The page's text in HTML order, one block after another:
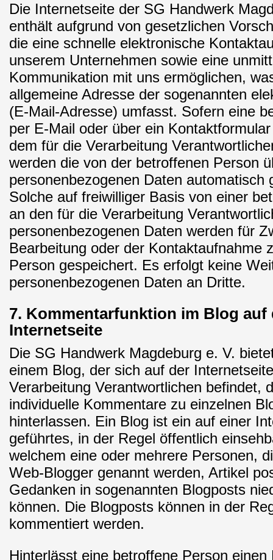
Die Internetseite der SG Handwerk
enthält aufgrund von gesetzlichen
die eine schnelle elektronische
unserem Unternehmen sowie eine
Kommunikation mit uns ermöglichen,
allgemeine Adresse der sogenannten
(E-Mail-Adresse) umfasst. Sofern eine
per E-Mail oder über ein
dem für die Verarbeitung
werden die von der betroffenen Person
personenbezogenen Daten automatisch
Solche auf freiwilliger Basis von einer
an den für die Verarbeitung
personenbezogenen Daten werden für
Bearbeitung oder der Kontaktaufnahme
Person gespeichert. Es erfolgt keine
personenbezogenen Daten an Dritte.
7. Kommentarfunktion im Blog auf
Internetseite
Die SG Handwerk Magdeburg e. V.
einem Blog, der sich auf der
Verarbeitung Verantwortlichen befindet,
individuelle Kommentare zu einzelnen
hinterlassen. Ein Blog ist ein auf einer
geführtes, in der Regel öffentlich
welchem eine oder mehrere Personen,
Web-Blogger genannt werden, Artikel
Gedanken in sogenannten Blogposts
können. Die Blogposts können in der
kommentiert werden.
Hinterlässt eine betroffene Person einen